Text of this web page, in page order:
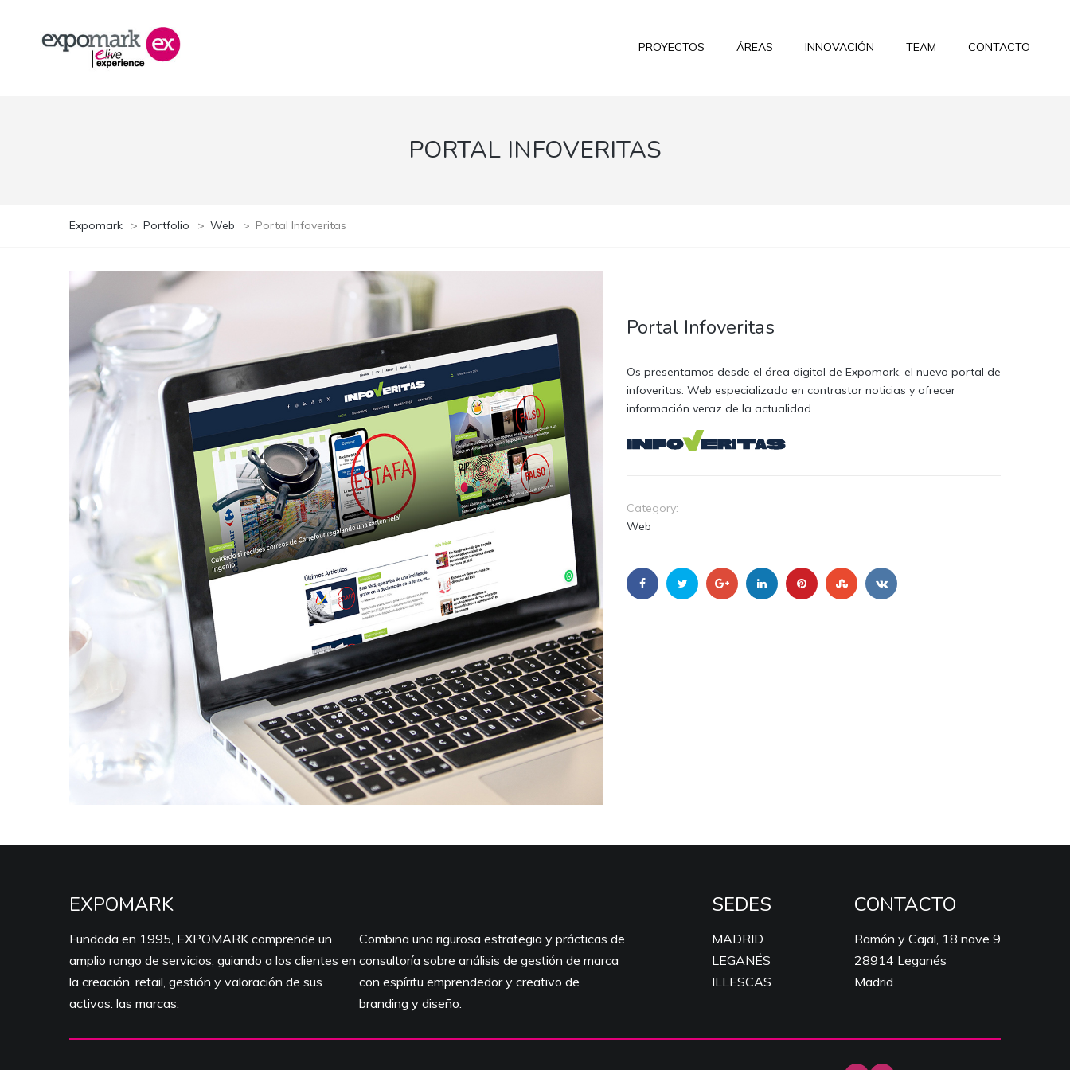
PROYECTOS ÁREAS INNOVACIÓN TEAM CONTACTO
PORTAL INFOVERITAS
Expomark > Portfolio > Web > Portal Infoveritas
Portal Infoveritas
Os presentamos desde el área digital de Expomark, el nuevo portal de
infoveritas. Web especializada en contrastar noticias y ofrecer
información veraz de la actualidad
Category:
Web
EXPOMARK
Fundada en 1995, EXPOMARK comprende un
amplio rango de servicios, guiando a los clientes en
la creación, retail, gestión y valoración de sus
activos: las marcas.
Combina una rigurosa estrategia y prácticas de
consultoría sobre análisis de gestión de marca
con espíritu emprendedor y creativo de
branding y diseño.
SEDES
MADRID
LEGANÉS
ILLESCAS
CONTACTO
Ramón y Cajal, 18 nave 9
28914 Leganés
Madrid